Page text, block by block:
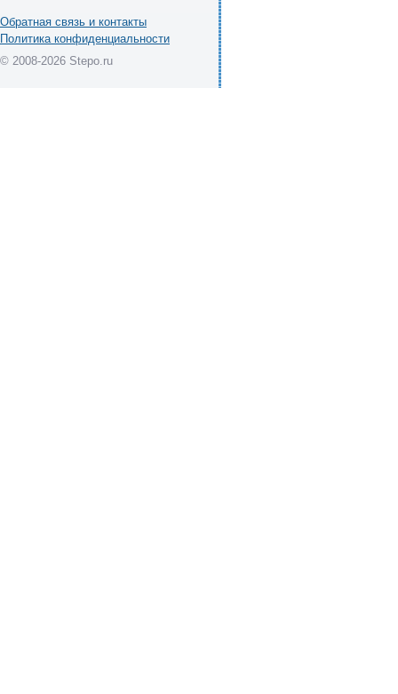
Обратная связь и контакты
Политика конфиденциальности
© 2008-2026 Stepo.ru